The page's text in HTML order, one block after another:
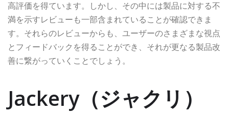
高評価を得ています。しかし、その中には製品に対する不
満を示すレビューも一部含まれていることが確認できま
す。それらのレビューからも、ユーザーのさまざまな視点
とフィードバックを得ることができ、それが更なる製品改
善に繋がっていくことでしょう。
Jackery（ジャクリ）